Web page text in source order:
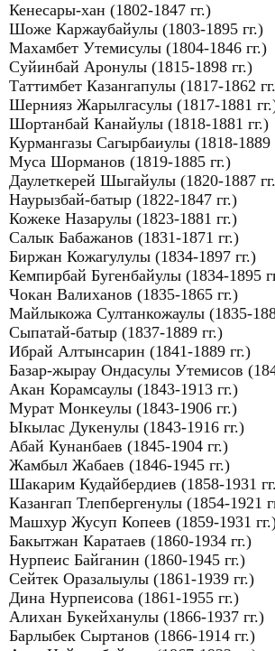
Кенесары-хан (1802-1847 гг.)
Шоже Каржаубайулы (1803-1895 гг.)
Махамбет Утемисулы (1804-1846 гг.)
Суйинбай Аронулы (1815-1898 гг.)
Таттимбет Казангапулы (1817-1862
Шернияз Жарылгасулы (1817-1881
Шортанбай Канайулы (1818-1881 гг.)
Курмангазы Сагырбаиулы (1818-1889
Муса Шорманов (1819-1885 гг.)
Даулеткерей Шыгайулы (1820-1887
Наурызбай-батыр (1822-1847 гг.)
Кожеке Назарулы (1823-1881 гг.)
Салык Бабажанов (1831-1871 гг.)
Биржан Кожагулулы (1834-1897 гг.)
Кемпирбай Бугенбайулы (1834-1895
Чокан Валиханов (1835-1865 гг.)
Майлыкожа Султанкожаулы (1835-
Сыпатай-батыр (1837-1889 гг.)
Ибрай Алтынсарин (1841-1889 гг.)
Базар-жырау Ондасулы Утемисов
Акан Корамсаулы (1843-1913 гг.)
Мурат Монкеулы (1843-1906 гг.)
Ыкылас Дукенулы (1843-1916 гг.)
Абай Кунанбаев (1845-1904 гг.)
Жамбыл Жабаев (1846-1945 гг.)
Шакарим Кудайбердиев (1858-1931
Казангап Тлепбергенулы (1854-1921
Машхур Жусуп Копеев (1859-1931
Бакытжан Каратаев (1860-1934 гг.)
Нурпеис Байганин (1860-1945 гг.)
Сейтек Оразалыулы (1861-1939 гг.)
Дина Нурпеисова (1861-1955 гг.)
Алихан Букейханулы (1866-1937 гг.)
Барлыбек Сыртанов (1866-1914 гг.)